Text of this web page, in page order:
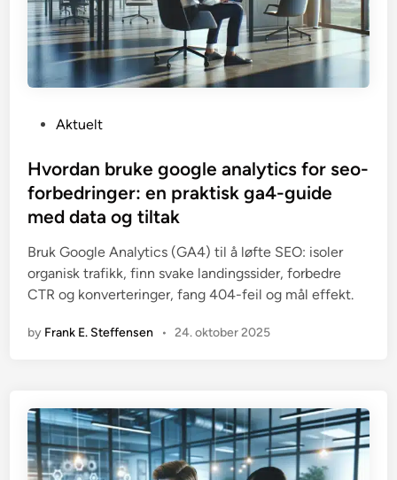
s
t
i
n
Aktuelt
Hvordan bruke google analytics for seo-
forbedringer: en praktisk ga4-guide
med data og tiltak
Bruk Google Analytics (GA4) til å løfte SEO: isoler
organisk trafikk, finn svake landingssider, forbedre
CTR og konverteringer, fang 404-feil og mål effekt.
by Frank E. Steffensen • 24. oktober 2025